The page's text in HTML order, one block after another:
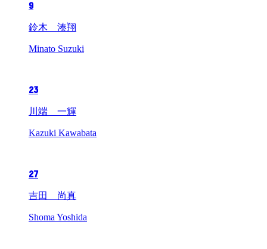
9
鈴木 湊翔
Minato Suzuki
23
川端 一輝
Kazuki Kawabata
27
吉田 尚真
Shoma Yoshida